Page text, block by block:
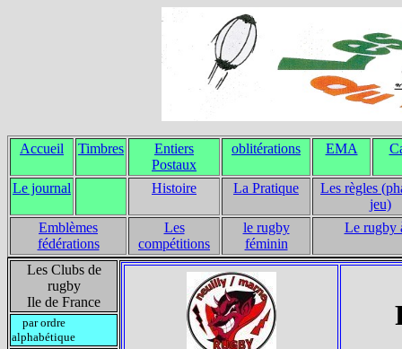
Accueil Timbres
Entiers
Postaux
oblitérations EMA
Le journal Histoire La Pratique
Les règles
jeu)
Emblèmes
fédérations
Les
compétitions
le rugby
féminin
Le rugby
Les Clubs de
rugby
Ile de France
par ordre
alphabétique